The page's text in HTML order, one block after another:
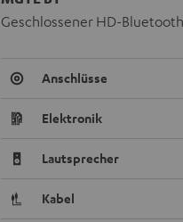
Geschlossener HD-
Anschlüsse
Elektronik
Lautsprecher
Kabel